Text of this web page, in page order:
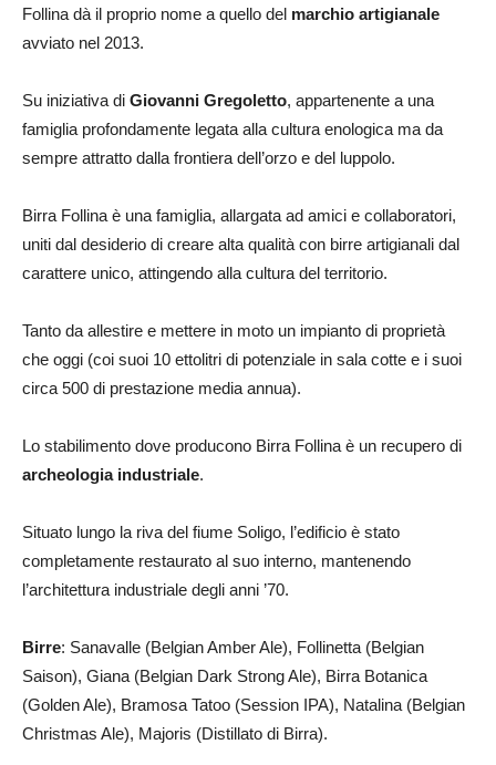
Follina dà il proprio nome a quello del marchio artigianale
avviato nel 2013.
Su iniziativa di Giovanni Gregoletto, appartenente a una
famiglia profondamente legata alla cultura enologica ma da
sempre attratto dalla frontiera dell’orzo e del luppolo.
Birra Follina è una famiglia, allargata ad amici e collaboratori,
uniti dal desiderio di creare alta qualità con birre artigianali dal
carattere unico, attingendo alla cultura del territorio.
Tanto da allestire e mettere in moto un impianto di proprietà
che oggi (coi suoi 10 ettolitri di potenziale in sala cotte e i suoi
circa 500 di prestazione media annua).
Lo stabilimento dove producono Birra Follina è un recupero di
archeologia industriale.
Situato lungo la riva del fiume Soligo, l’edificio è stato
completamente restaurato al suo interno, mantenendo
l’architettura industriale degli anni ’70.
Birre: Sanavalle (Belgian Amber Ale), Follinetta (Belgian
Saison), Giana (Belgian Dark Strong Ale), Birra Botanica
(Golden Ale), Bramosa Tatoo (Session IPA), Natalina (Belgian
Christmas Ale), Majoris (Distillato di Birra).